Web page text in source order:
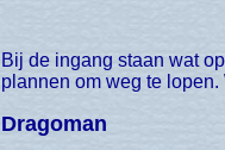
Bij de ingang staan wat
plannen om weg te
Dragoman